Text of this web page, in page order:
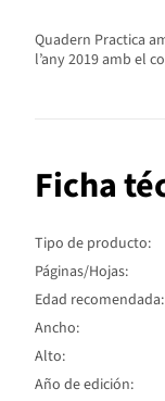
Quadern Practica
l’any 2019 amb el
Ficha
Tipo de producto:
Páginas/Hojas:
Edad recomendada:
Ancho:
Alto:
Año de edición: